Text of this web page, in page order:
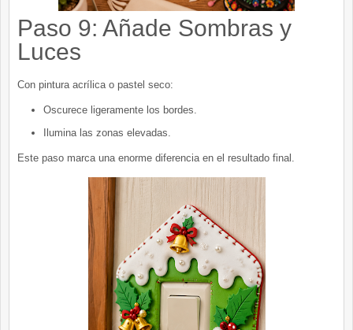
Paso 9: Añade Sombras y
Luces
Con pintura acrílica o pastel seco:
Oscurece ligeramente los bordes.
Ilumina las zonas elevadas.
Este paso marca una enorme diferencia en el resultado final.